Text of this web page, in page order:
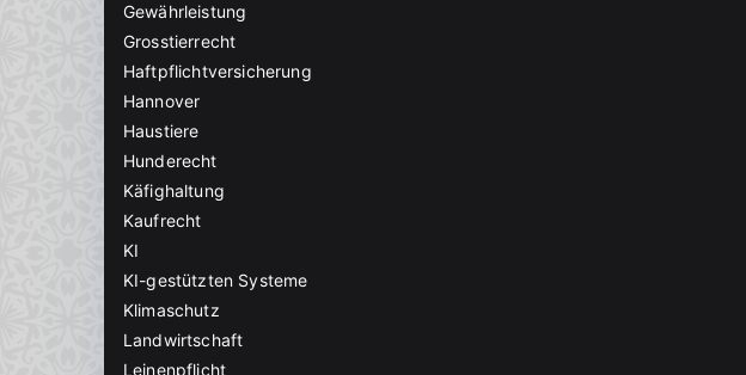
Gewährleistung
Grosstierrecht
Haftpflichtversicherung
Hannover
Haustiere
Hunderecht
Käfighaltung
Kaufrecht
KI
KI-gestützten Systeme
Klimaschutz
Landwirtschaft
Leinenpflicht